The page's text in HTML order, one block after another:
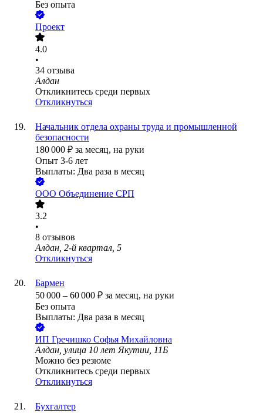
Без опыта
Проект
4.0
•
34 отзыва
Алдан
Откликнитесь среди первых
Откликнуться
Начальник отдела охраны труда и промышленной
безопасности
180 000 ₽ за месяц, на руки
Опыт 3-6 лет
Выплаты: Два раза в месяц
ООО Объединение СРП
3.2
•
8 отзывов
Алдан, 2-й квартал, 5
Откликнуться
Бармен
50 000 – 60 000 ₽ за месяц, на руки
Без опыта
Выплаты: Два раза в месяц
ИП Гречишко Софья Михайловна
Алдан, улица 10 лет Якутии, 11Б
Можно без резюме
Откликнитесь среди первых
Откликнуться
Бухгалтер